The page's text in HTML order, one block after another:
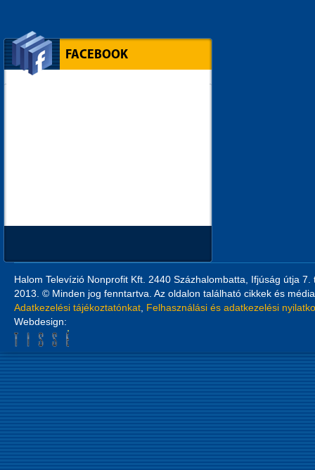
FACEBOOK
Halom Televízió Nonprofit Kft. 2440 Százhalombatta, Ifjúság útja
2013. © Minden jog fenntartva. Az oldalon található cikkek és
Adatkezelési tájékoztatónkat Felhasználási és adatkezelési
Webdesign: